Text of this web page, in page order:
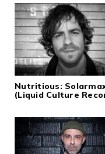
Nutritious:
(Liquid Culture